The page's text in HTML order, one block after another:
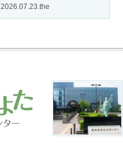
2026.07.23.the